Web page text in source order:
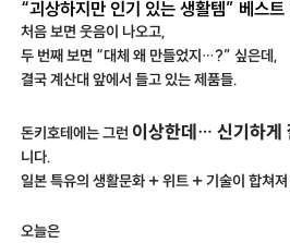
“괴상하지만 인기 있는 생활템” 베스트
처음 보면 웃음이 나오고,
두 번째 보면 “대체 왜 만들었지…?” 싶은데,
결국 계산대 앞에서 들고 있는 제품들.
돈키호테에는 그런 이상한데… 신기하게
니다.
일본 특유의 생활문화 + 위트 + 기술이 합쳐
오늘은